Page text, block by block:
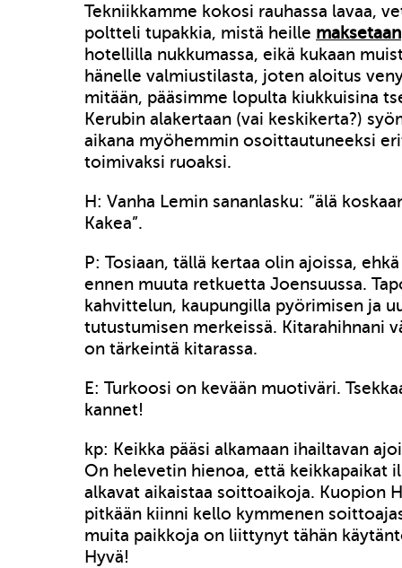
Tekniikkamme kokosi rauhassa lavaa,
poltteli tupakkia, mistä heille maksetaan
hotellilla nukkumassa, eikä kukaan
hänelle valmiustilasta, joten aloitus
mitään, pääsimme lopulta kiukkuisina
Kerubin alakertaan (vai keskikerta?)
aikana myöhemmin osoittautuneeksi
toimivaksi ruoaksi.
H: Vanha Lemin sananlasku: ”älä
Kakea”.
P: Tosiaan, tällä kertaa olin ajoissa,
ennen muuta retkuetta Joensuussa.
kahvittelun, kaupungilla pyörimisen ja
tutustumisen merkeissä. Kitarahihnani
on tärkeintä kitarassa.
E: Turkoosi on kevään muotiväri.
kannet!
kp: Keikka pääsi alkamaan ihailtavan
On helevetin hienoa, että keikkapaikat
alkavat aikaistaa soittoaikoja. Kuopion
pitkään kiinni kello kymmenen
muita paikkoja on liittynyt tähän
Hyvä!